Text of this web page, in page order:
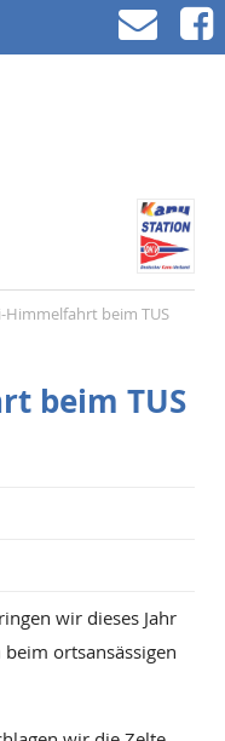
Himmelfahrt beim TUS
beim TUS
wir dieses Jahr
ortsansässigen